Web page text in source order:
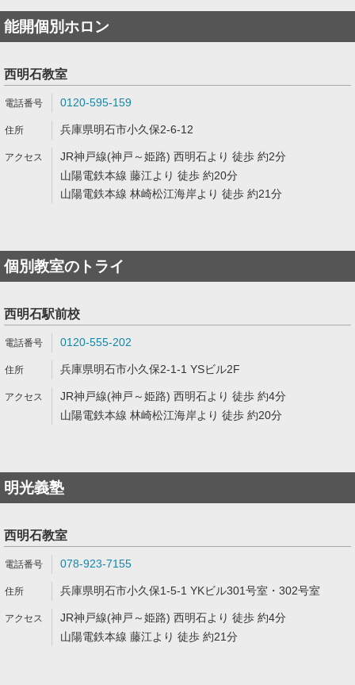
能開個別ホロン
西明石教室
0120-595-159
兵庫県明石市小久保2-6-12
JR神戸線(神戸～姫路) 西明石より 徒歩 約2分
山陽電鉄本線 藤江より 徒歩 約20分
山陽電鉄本線 林崎松江海岸より 徒歩 約21分
個別教室のトライ
西明石駅前校
0120-555-202
兵庫県明石市小久保2-1-1 YSビル2F
JR神戸線(神戸～姫路) 西明石より 徒歩 約4分
山陽電鉄本線 林崎松江海岸より 徒歩 約20分
明光義塾
西明石教室
078-923-7155
兵庫県明石市小久保1-5-1 YKビル301号室・302号室
JR神戸線(神戸～姫路) 西明石より 徒歩 約4分
山陽電鉄本線 藤江より 徒歩 約21分